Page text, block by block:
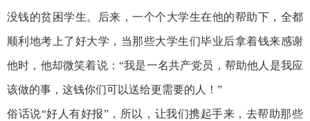
没钱的贫困学生。后来，一个个大学生在他的帮助下，全都
顺利地考上了好大学，当那些大学生们毕业后拿着钱来感谢
他时，他却微笑着说：“我是一名共产党员，帮助他人是我应
该做的事，这钱你们可以送给更需要的人！”
俗话说“好人有好报”，所以，让我们携起手来，去帮助那些